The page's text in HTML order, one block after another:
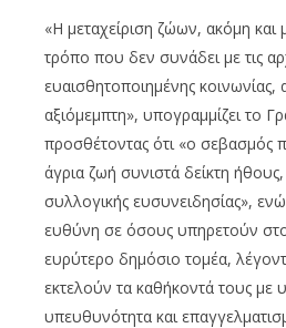
«Η μεταχείριση ζώων, ακόμη και
τρόπο που δεν συνάδει με τις
ευαισθητοποιημένης κοινωνίας,
αξιόμεμπτη», υπογραμμίζει το
προσθέτοντας ότι «ο σεβασμός
άγρια ζωή συνιστά δείκτη ήθους,
συλλογικής ευσυνειδησίας», ενώ
ευθύνη σε όσους υπηρετούν
ευρύτερο δημόσιο τομέα,
εκτελούν τα καθήκοντά τους με
υπευθυνότητα και